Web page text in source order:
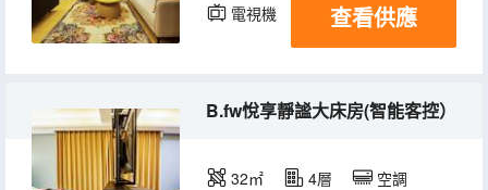
電視機 查看供應
B.fw悅享靜謐大床房(智能客控）
32㎡ 4層 空調